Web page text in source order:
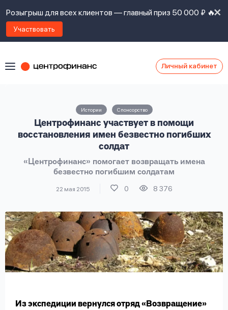
Розыгрыш для всех клиентов — главный приз 50 000 ₽ 🔥
Участвовать
Личный кабинет
Истории Спонсорство
Центрофинанс участвует в помощи
восстановления имен безвестно погибших
солдат
«Центрофинанс» помогает возвращать имена
безвестно погибшим солдатам
22 мая 2015 0 8 376
Из экспедиции вернулся отряд «Возвращение»
контакты
Задать
вопрос
с
правилами
политикой
обработку
личных
данных